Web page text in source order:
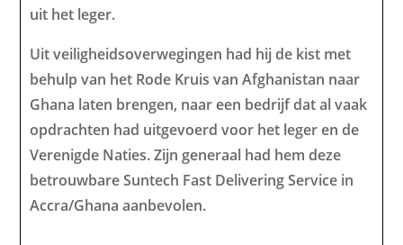
uit het leger.
Uit veiligheidsoverwegingen had hij de kist met
behulp van het Rode Kruis van Afghanistan naar
Ghana laten brengen, naar een bedrijf dat al vaak
opdrachten had uitgevoerd voor het leger en de
Verenigde Naties. Zijn generaal had hem deze
betrouwbare Suntech Fast Delivering Service in
Accra/Ghana aanbevolen.